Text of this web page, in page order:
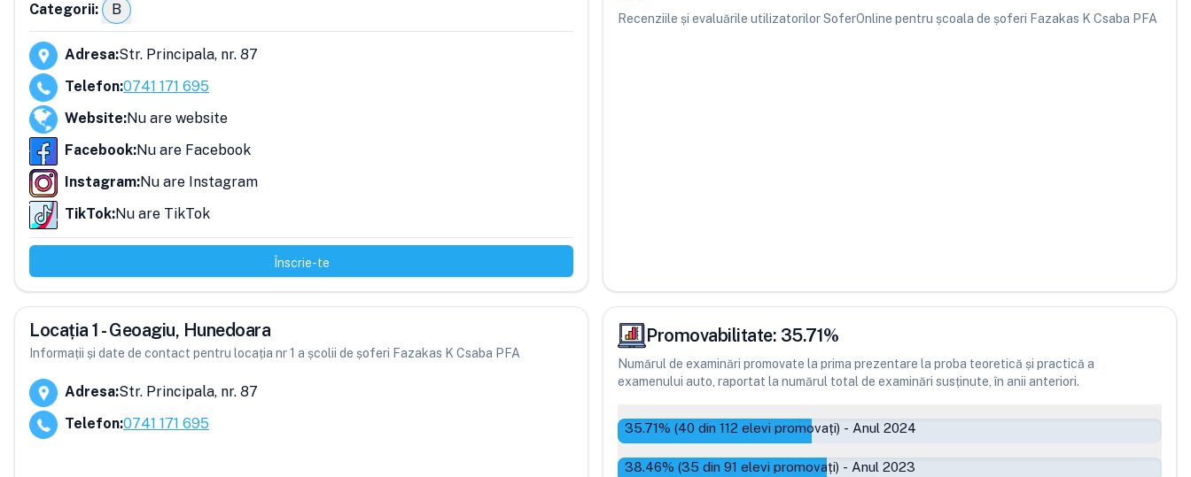
Categorii: B
Adresa:Str. Principala, nr. 87
Telefon:0741 171 695
Website:Nu are website
Facebook:Nu are Facebook
Instagram:Nu are Instagram
TikTok:Nu are TikTok
Înscrie-te
Recenziile și evaluările utilizatorilor SoferOnline pentru școala de șoferi Fazakas K Csaba PFA
Locația 1 - Geoagiu, Hunedoara
Informații și date de contact pentru locația nr 1 a școlii de șoferi Fazakas K Csaba PFA
Adresa:Str. Principala, nr. 87
Telefon:0741 171 695
Promovabilitate: 35.71%
Numărul de examinări promovate la prima prezentare la proba teoretică și practică a
examenului auto, raportat la numărul total de examinări susținute, în anii anteriori.
35.71% (40 din 112 elevi promovați) - Anul 2024
38.46% (35 din 91 elevi promovați) - Anul 2023